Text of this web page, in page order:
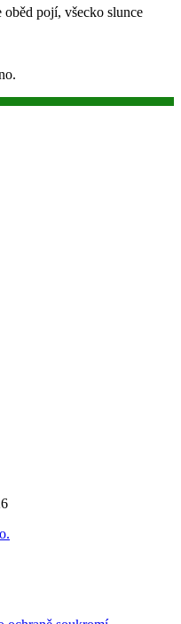
pojí, všecko slunce